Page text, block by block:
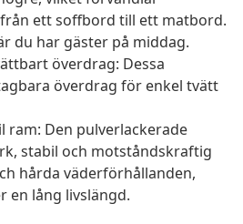
ett soffbord till ett matbord.
du har gäster på middag.
överdrag: Dessa
överdrag för enkel tvätt
ram: Den pulverlackerade
stabil och motståndskraftig
hårda väderförhållanden,
en lång livslängd.